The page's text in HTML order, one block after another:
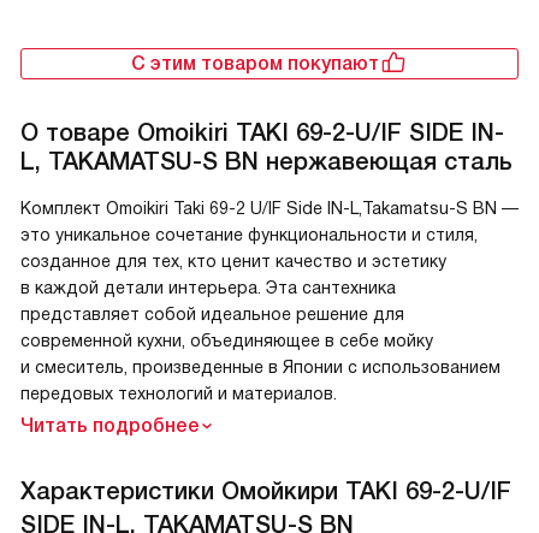
С этим товаром покупают
О товаре Omoikiri TAKI 69-2-U/IF SIDE IN-
L, TAKAMATSU-S BN нержавеющая сталь
Комплект Omoikiri Taki 69-2 U/IF Side IN-L,Takamatsu-S BN —
это уникальное сочетание функциональности и стиля,
созданное для тех, кто ценит качество и эстетику
в каждой детали интерьера. Эта сантехника
представляет собой идеальное решение для
современной кухни, объединяющее в себе мойку
и смеситель, произведенные в Японии с использованием
передовых технологий и материалов.
Читать подробнее
Характеристики Омойкири TAKI 69-2-U/IF
SIDE IN-L, TAKAMATSU-S BN